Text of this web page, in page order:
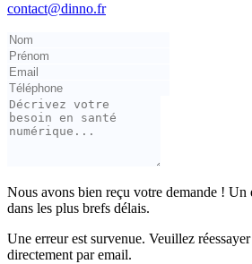
contact@dinno.fr
Nous avons bien reçu votre demande ! Un
dans les plus brefs délais.
Une erreur est survenue. Veuillez
directement par email.